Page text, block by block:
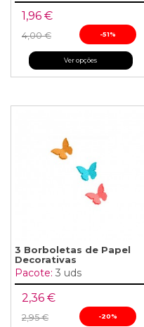
1,96 €
4,00 € -51%
Ver opções
3 Borboletas de Papel
Decorativas
Pacote: 3 uds
2,36 €
2,95 € -20%